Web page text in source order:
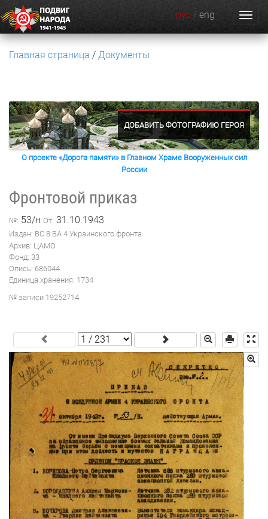
рус / eng
Главная страница Документы
ДОБАВИТЬ ФОТОГРАФИЮ ГЕРОЯ
О проекте «Дорога памяти» в Главном Храме Вооруженных сил
России
Фронтовой приказ
№: 53/н От: 31.10.1943
Издан: ВС 8 ВА 4 Украинского фронта
Архив: ЦАМО
Фонд: 33
Опись: 686044
Единица хранения: 1734
№ записи 19252714
.
.
.